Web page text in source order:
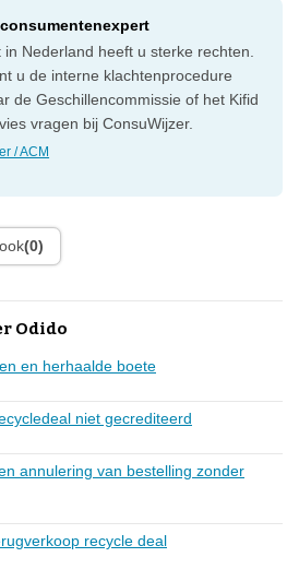
Nederland heeft u sterke rechten.
u de interne klachtenprocedure
de Geschillencommissie of het Kifid
vragen bij ConsuWijzer.
/ ACM
(0)
Odido
en herhaalde boete
niet gecrediteerd
annulering van bestelling zonder
recycle deal